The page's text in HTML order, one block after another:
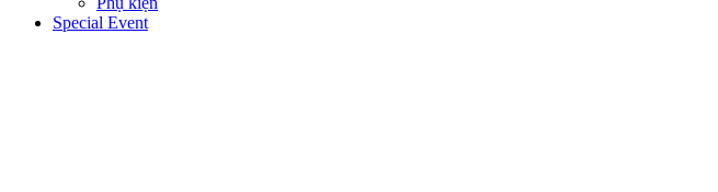
Special Event